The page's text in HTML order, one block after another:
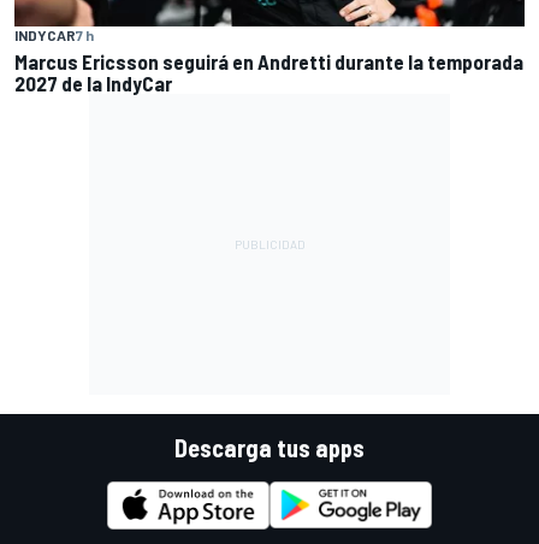
INDYCAR7 h
Marcus Ericsson seguirá en Andretti durante la temporada
2027 de la IndyCar
Descarga tus apps